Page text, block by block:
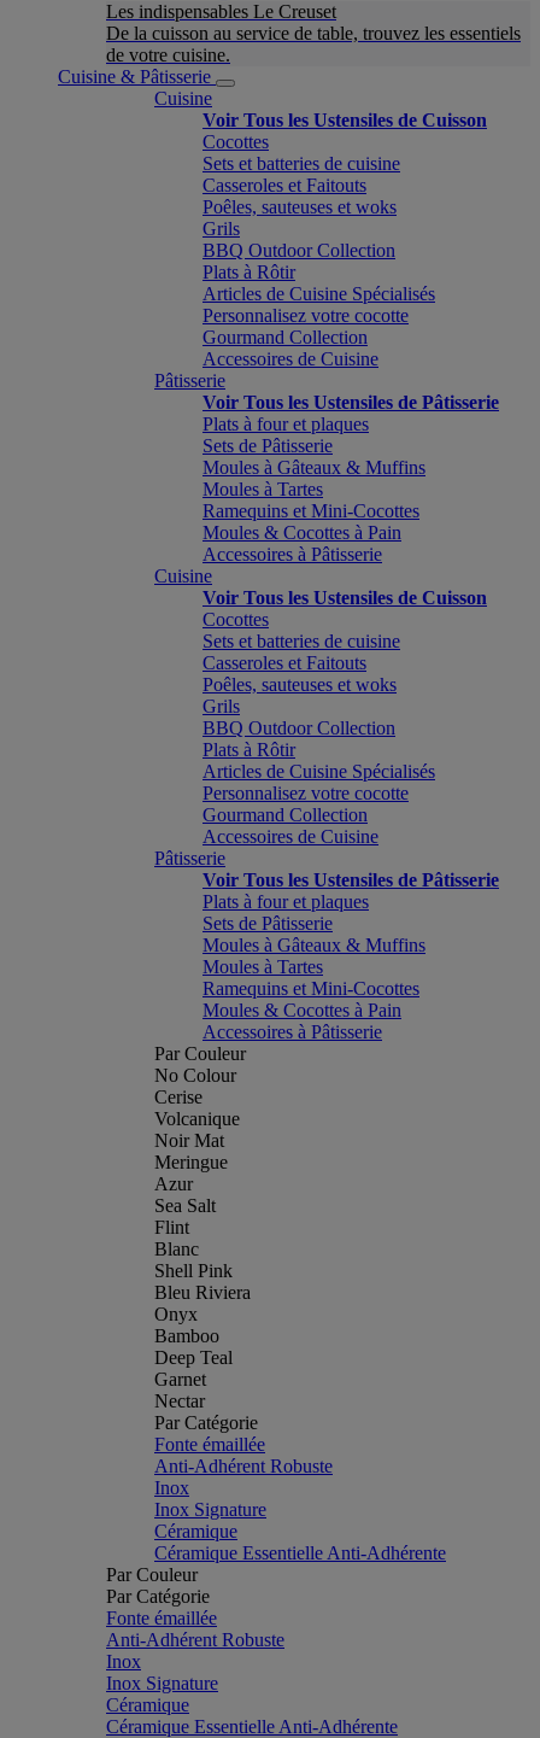
Les indispensables Le Creuset
De la cuisson au service de table, trouvez les essentiels
de votre cuisine.
Cuisine & Pâtisserie
Cuisine
Voir Tous les Ustensiles de Cuisson
Cocottes
Sets et batteries de cuisine
Casseroles et Faitouts
Poêles, sauteuses et woks
Grils
BBQ Outdoor Collection
Plats à Rôtir
Articles de Cuisine Spécialisés
Personnalisez votre cocotte
Gourmand Collection
Accessoires de Cuisine
Pâtisserie
Voir Tous les Ustensiles de Pâtisserie
Plats à four et plaques
Sets de Pâtisserie
Moules à Gâteaux & Muffins
Moules à Tartes
Ramequins et Mini-Cocottes
Moules & Cocottes à Pain
Accessoires à Pâtisserie
Cuisine
Voir Tous les Ustensiles de Cuisson
Cocottes
Sets et batteries de cuisine
Casseroles et Faitouts
Poêles, sauteuses et woks
Grils
BBQ Outdoor Collection
Plats à Rôtir
Articles de Cuisine Spécialisés
Personnalisez votre cocotte
Gourmand Collection
Accessoires de Cuisine
Pâtisserie
Voir Tous les Ustensiles de Pâtisserie
Plats à four et plaques
Sets de Pâtisserie
Moules à Gâteaux & Muffins
Moules à Tartes
Ramequins et Mini-Cocottes
Moules & Cocottes à Pain
Accessoires à Pâtisserie
Par Couleur
No Colour
Cerise
Volcanique
Noir Mat
Meringue
Azur
Sea Salt
Flint
Blanc
Shell Pink
Bleu Riviera
Onyx
Bamboo
Deep Teal
Garnet
Nectar
Par Catégorie
Fonte émaillée
Anti-Adhérent Robuste
Inox
Inox Signature
Céramique
Céramique Essentielle Anti-Adhérente
Par Couleur
Par Catégorie
Fonte émaillée
Anti-Adhérent Robuste
Inox
Inox Signature
Céramique
Céramique Essentielle Anti-Adhérente